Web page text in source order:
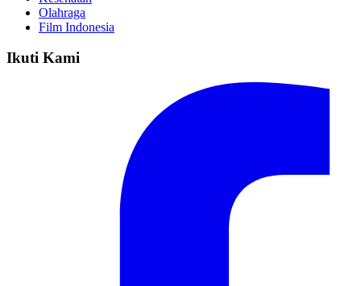
Olahraga
Film Indonesia
Ikuti Kami